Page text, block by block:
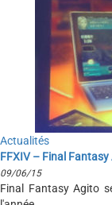
Actualités
FFXIV – Final
09/06/15
Final Fantasy Agito